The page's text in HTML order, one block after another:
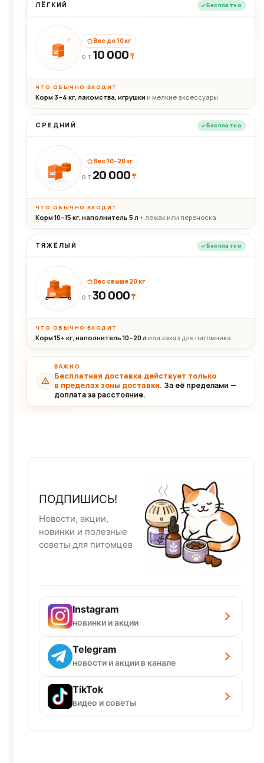
ЛЁГКИЙ Бесплатно
10кг
Вес до 10 кг
ОТ 10 000₸
ЧТО ОБЫЧНО ВХОДИТ
Корм 3–4 кг, лакомства, игрушки и мелкие аксессуары
СРЕДНИЙ Бесплатно
20кг
Вес 10–20 кг
ОТ 20 000₸
ЧТО ОБЫЧНО ВХОДИТ
Корм 10–15 кг, наполнитель 5 л+ лежак или переноска
ТЯЖЁЛЫЙ Бесплатно
30+кг
Вес свыше 20 кг
ОТ30 000₸
ЧТО ОБЫЧНО ВХОДИТ
Корм 15+ кг, наполнитель 10–20 л или заказ для питомника
ВАЖНО
Бесплатная доставка действует только
в пределах зоны доставки. За её пределами —
доплата за расстояние.
ПОДПИШИСЬ!
Новости, акции,
новинки и полезные
советы для питомцев
Instagram
новинки и акции
Telegram
новости и акции в канале
TikTok
видео и советы